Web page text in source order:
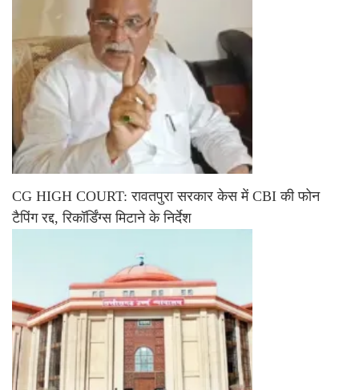
CG HIGH COURT: रावतपुरा सरकार केस में CBI की फोन
टैपिंग रद्द, रिकॉर्डिंग्स मिटाने के निर्देश